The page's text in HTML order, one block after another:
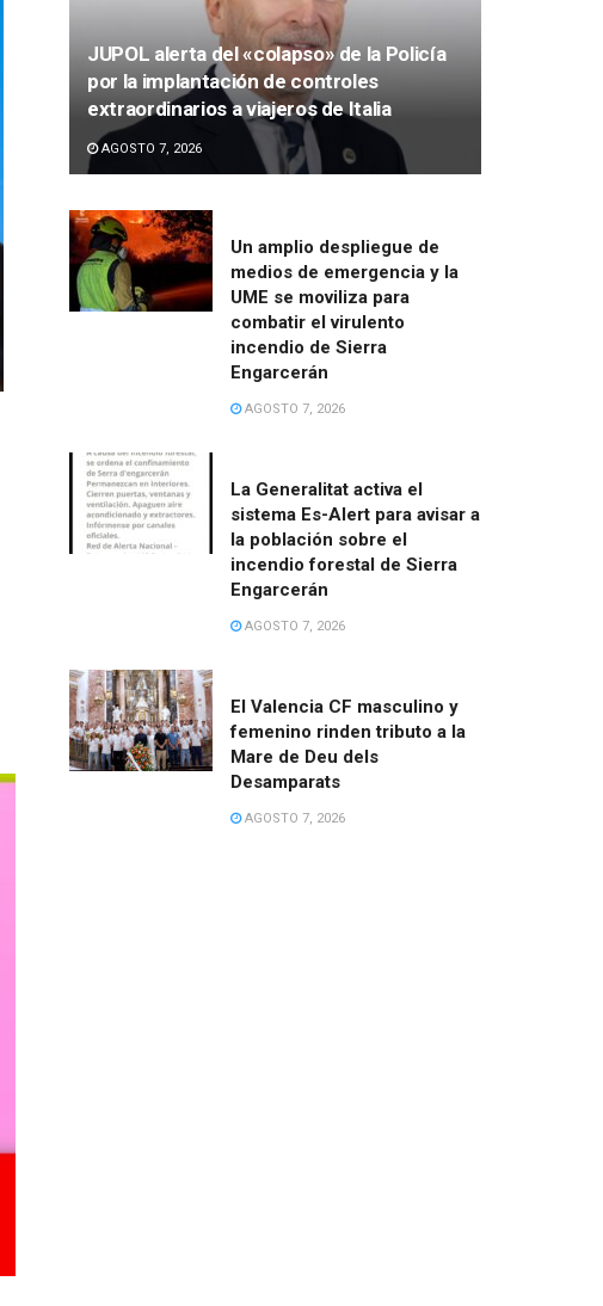
JUPOL alerta del «colapso» de la Policía
por la implantación de controles
extraordinarios a viajeros de Italia
AGOSTO 7, 2026
Un amplio despliegue de
medios de emergencia y la
UME se moviliza para
combatir el virulento
incendio de Sierra
Engarcerán
AGOSTO 7, 2026
La Generalitat activa el
sistema Es-Alert para avisar a
la población sobre el
incendio forestal de Sierra
Engarcerán
AGOSTO 7, 2026
El Valencia CF masculino y
femenino rinden tributo a la
Mare de Deu dels
Desamparats
AGOSTO 7, 2026